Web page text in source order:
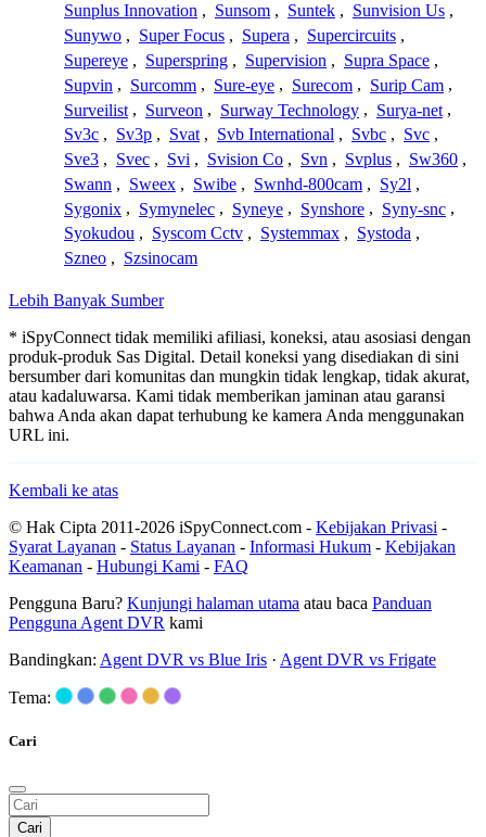
Sunplus Innovation , Sunsom , Suntek , Sunvision Us ,
Sunywo , Super Focus , Supera , Supercircuits ,
Supereye , Superspring , Supervision , Supra Space ,
Supvin , Surcomm , Sure-eye , Surecom , Surip Cam ,
Surveilist , Surveon , Surway Technology , Surya-net ,
Sv3c , Sv3p , Svat , Svb International , Svbc , Svc ,
Sve3 , Svec , Svi , Svision Co , Svn , Svplus , Sw360 ,
Swann , Sweex , Swibe , Swnhd-800cam , Sy2l ,
Sygonix , Symynelec , Syneye , Synshore , Syny-snc ,
Syokudou , Syscom Cctv , Systemmax , Systoda ,
Szneo , Szsinocam
Lebih Banyak Sumber
* iSpyConnect tidak memiliki afiliasi, koneksi, atau asosiasi dengan
produk-produk Sas Digital. Detail koneksi yang disediakan di sini
bersumber dari komunitas dan mungkin tidak lengkap, tidak akurat,
atau kadaluwarsa. Kami tidak memberikan jaminan atau garansi
bahwa Anda akan dapat terhubung ke kamera Anda menggunakan
URL ini.
Kembali ke atas
© Hak Cipta 2011-2026 iSpyConnect.com - Kebijakan Privasi -
Syarat Layanan - Status Layanan - Informasi Hukum - Kebijakan
Keamanan - Hubungi Kami - FAQ
Pengguna Baru? Kunjungi halaman utama atau baca Panduan
Pengguna Agent DVR kami
Bandingkan: Agent DVR vs Blue Iris · Agent DVR vs Frigate
Tema:
Cari
Cari